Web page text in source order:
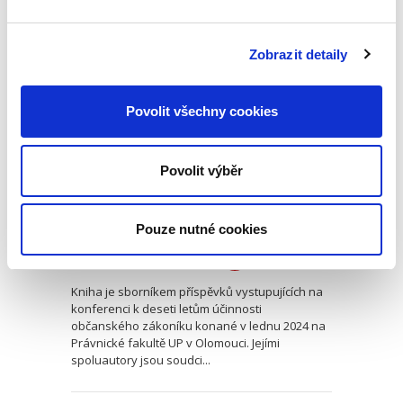
Zobrazit detaily
Povolit všechny cookies
Povolit výběr
Pouze nutné cookies
Deset let účinnosti
zákoníku
350,00 Kč
Kniha je sborníkem příspěvků vystupujících na
konferenci k deseti letům účinnosti
občanského zákoníku konané v lednu 2024 na
Právnické fakultě UP v Olomouci. Jejími
spoluautory jsou soudci...